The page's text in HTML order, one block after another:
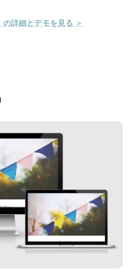
詳細とデモを見る ＞